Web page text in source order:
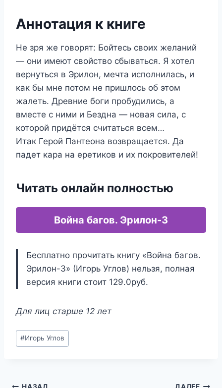
Аннотация к книге
Не зря же говорят: Бойтесь своих желаний
— они имеют свойство сбываться. Я хотел
вернуться в Эрилон, мечта исполнилась, и
как бы мне потом не пришлось об этом
жалеть. Древние боги пробудились, а
вместе с ними и Бездна — новая сила, с
которой придётся считаться всем…
Итак Герой Пантеона возвращается. Да
падет кара на еретиков и их покровителей!
Читать онлайн полностью
Война багов. Эрилон-3
Бесплатно прочитать книгу «Война багов.
Эрилон-3» (Игорь Углов) нельзя, полная
версия книги стоит 129.0руб.
Для лиц старше 12 лет
Метки
записи:
#Игорь Углов